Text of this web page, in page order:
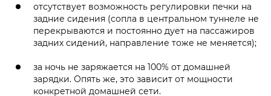
отсутствует возможность регулировки печки на
задние сидения (сопла в центральном туннеле не
перекрываются и постоянно дует на пассажиров
задних сидений, направление тоже не меняется);
за ночь не заряжается на 100% от домашней
зарядки. Опять же, это зависит от мощности
конкретной домашней сети.